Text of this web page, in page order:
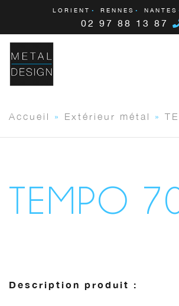
LORIENT RENNES NANTES
02 97 88 13 87
Accueil » Extérieur métal »
TEMPO
Description produit :